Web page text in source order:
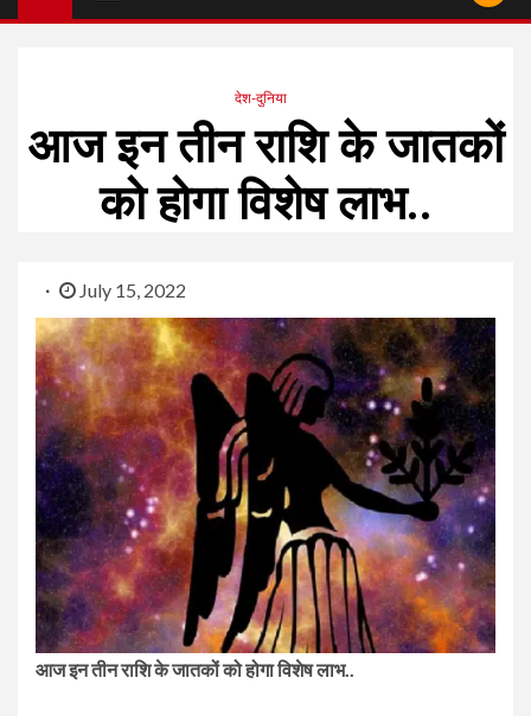
देश-दुनिया
आज इन तीन राशि के जातकों
को होगा विशेष लाभ..
July 15, 2022
आज इन तीन राशि के जातकों को होगा विशेष लाभ..